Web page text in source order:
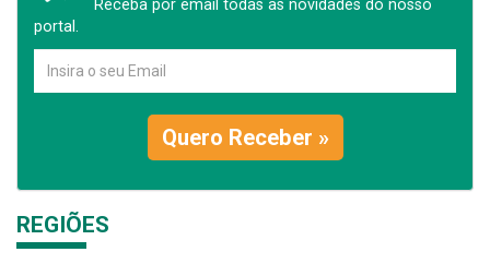
Receba por email todas as novidades do nosso
portal.
Quero Receber »
REGIÕES